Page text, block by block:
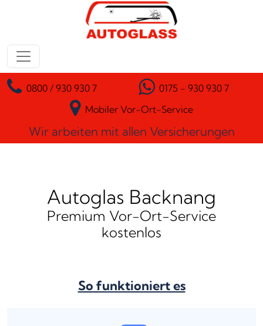
Zum Inhalt springen
Hauptnavigation
0800 / 930 930 7
0175 - 930 930 7
Mobiler Vor-Ort-Service
Wir arbeiten mit allen Versicherungen
Autoglas Backnang
Premium Vor-Ort-Service
kostenlos
So funktioniert es